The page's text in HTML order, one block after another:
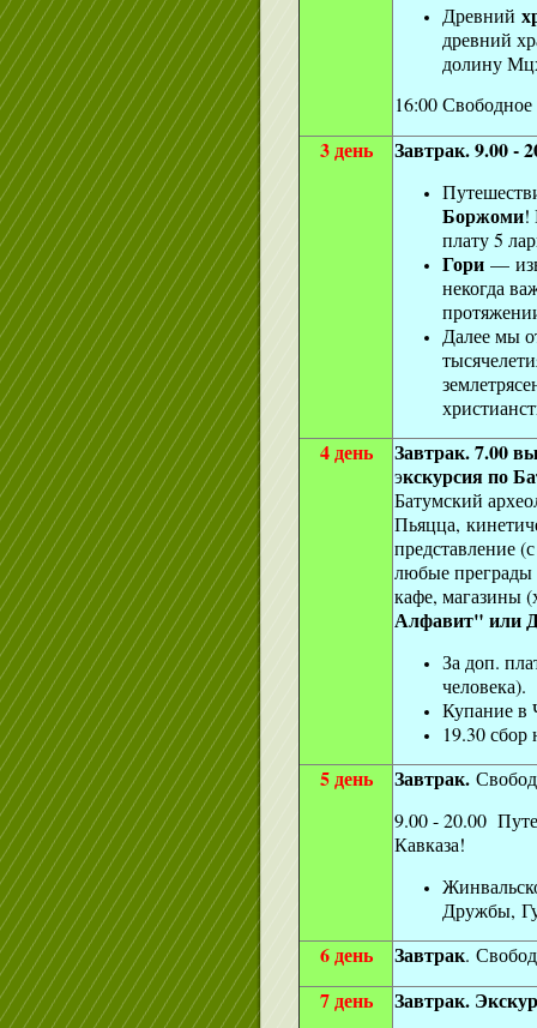
Древний
древний
долину
16:00
3 день Завтрак. 9.00 -
Боржоми!
плату 5
Гори —
некогда
Далее мы
4 день Завтрак. 7.00
экскурсия по
Батумский
Пьяцца,
представление
любые преграды
кафе, магазины
Алфавит" или
За доп.
человека).
Купание в
19.30
5 день Завтрак.
9.00 - 20.00
Кавказа!
Дружбы,
6 день Завтрак.
7 день Завтрак.